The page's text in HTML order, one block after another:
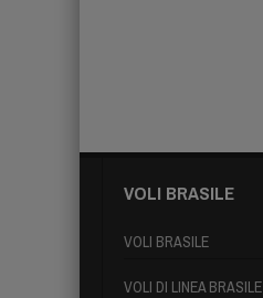
VOLI BRASILE
VOLI BRASILE
VOLI DI LINEA BRASILE